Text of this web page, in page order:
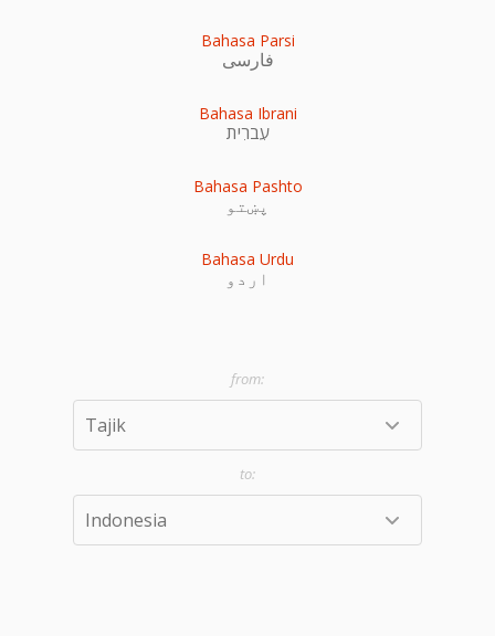
Bahasa Parsi
فارسی
Bahasa Ibrani
עִברִית
Bahasa Pashto
پښتو
Bahasa Urdu
اردو